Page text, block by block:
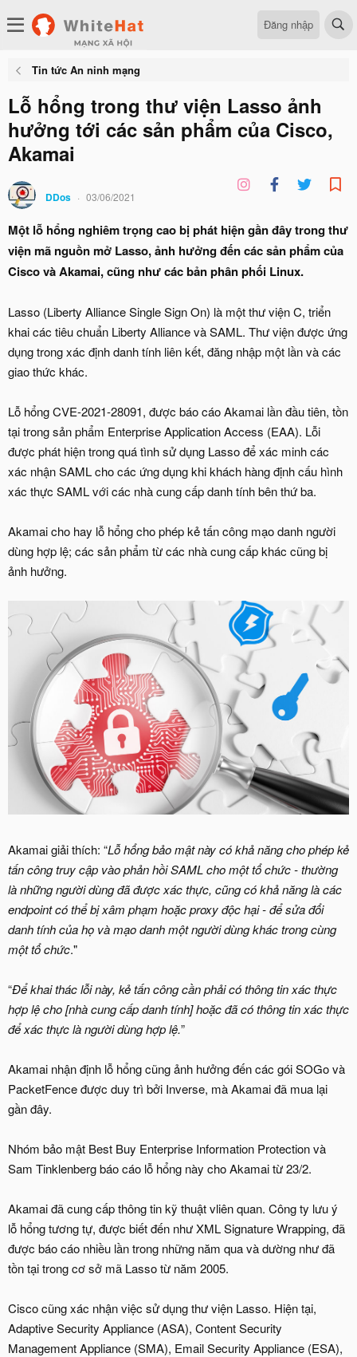
Đăng nhập
Tin tức An ninh mạng
Lỗ hổng trong thư viện Lasso ảnh
hưởng tới các sản phẩm của Cisco,
Akamai
DDos 03/06/2021
Một lỗ hổng nghiêm trọng cao bị phát hiện gần đây trong thư
viện mã nguồn mở Lasso, ảnh hưởng đến các sản phẩm của
Cisco và Akamai, cũng như các bản phân phối Linux.
Lasso (Liberty Alliance Single Sign On) là một thư viện C, triển
khai các tiêu chuẩn Liberty Alliance và SAML. Thư viện được ứng
dụng trong xác định danh tính liên kết, đăng nhập một lần và các
giao thức khác.
Lỗ hổng CVE-2021-28091, được báo cáo Akamai lần đầu tiên, tồn
tại trong sản phẩm Enterprise Application Access (EAA). Lỗi
được phát hiện trong quá tình sử dụng Lasso để xác minh các
xác nhận SAML cho các ứng dụng khi khách hàng định cấu hình
xác thực SAML với các nhà cung cấp danh tính bên thứ ba.
Akamai cho hay lỗ hổng cho phép kẻ tấn công mạo danh người
dùng hợp lệ; các sản phẩm từ các nhà cung cấp khác cũng bị
ảnh hưởng.
Akamai giải thích: “Lỗ hổng bảo mật này có khả năng cho phép kẻ
tấn công truy cập vào phản hồi SAML cho một tổ chức - thường
là những người dùng đã được xác thực, cũng có khả năng là các
endpoint có thể bị xâm phạm hoặc proxy độc hại - để sửa đổi
danh tính của họ và mạo danh một người dùng khác trong cùng
một tổ chức."
“Để khai thác lỗi này, kẻ tấn công cần phải có thông tin xác thực
hợp lệ cho [nhà cung cấp danh tính] hoặc đã có thông tin xác thực
để xác thực là người dùng hợp lệ.”
Akamai nhận định lỗ hổng cũng ảnh hưởng đến các gói SOGo và
PacketFence được duy trì bởi Inverse, mà Akamai đã mua lại
gần đây.
Nhóm bảo mật Best Buy Enterprise Information Protection và
Sam Tinklenberg báo cáo lỗ hổng này cho Akamai từ 23/2.
Akamai đã cung cấp thông tin kỹ thuật vliên quan. Công ty lưu ý
lỗ hổng tương tự, được biết đến như XML Signature Wrapping, đã
được báo cáo nhiều lần trong những năm qua và dường như đã
tồn tại trong cơ sở mã Lasso từ năm 2005.
Cisco cũng xác nhận việc sử dụng thư viện Lasso. Hiện tại,
Adaptive Security Appliance (ASA), Content Security
Management Appliance (SMA), Email Security Appliance (ESA),